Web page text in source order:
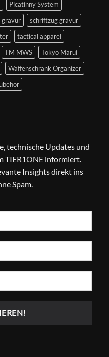
Picatinny System
gravur
schriftzug gravur
tactical apparel
TM MWS
Tokyo Marui
Waffenschrank Organizer
technische Updates und
TIER1ONE informiert.
Insights direkt ins
Spam.